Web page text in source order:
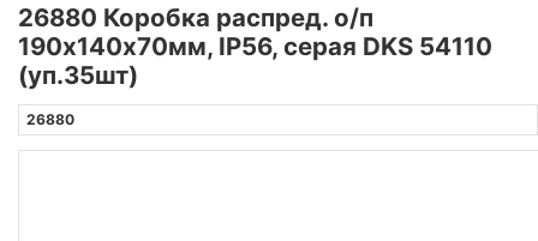
26880 Коробка распред. о/п
190х140х70мм, IP56, серая DKS 54110
(уп.35шт)
26880